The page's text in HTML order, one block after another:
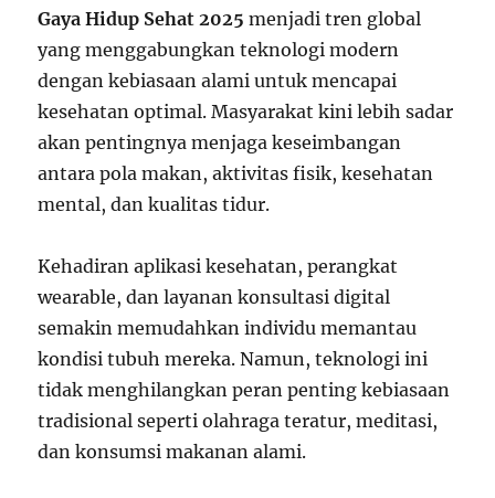
Gaya Hidup Sehat 2025 menjadi tren global
yang menggabungkan teknologi modern
dengan kebiasaan alami untuk mencapai
kesehatan optimal. Masyarakat kini lebih sadar
akan pentingnya menjaga keseimbangan
antara pola makan, aktivitas fisik, kesehatan
mental, dan kualitas tidur.
Kehadiran aplikasi kesehatan, perangkat
wearable, dan layanan konsultasi digital
semakin memudahkan individu memantau
kondisi tubuh mereka. Namun, teknologi ini
tidak menghilangkan peran penting kebiasaan
tradisional seperti olahraga teratur, meditasi,
dan konsumsi makanan alami.